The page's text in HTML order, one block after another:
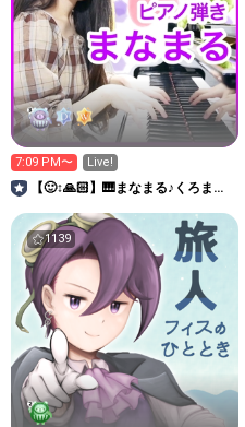
7:09 PM〜 Live!
【🙂‍↕️🙏🏻】🎹まなまる♪くろまる
1139